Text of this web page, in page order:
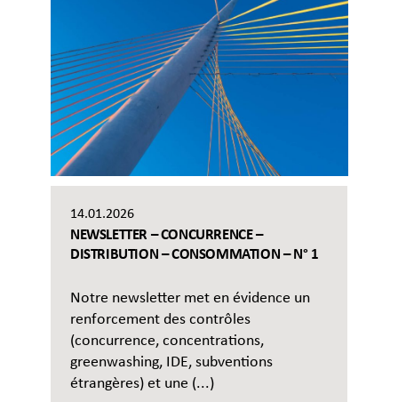
14.01.2026
NEWSLETTER – CONCURRENCE –
DISTRIBUTION – CONSOMMATION – N° 1
Notre newsletter met en évidence un
renforcement des contrôles
(concurrence, concentrations,
greenwashing, IDE, subventions
étrangères) et une (...)